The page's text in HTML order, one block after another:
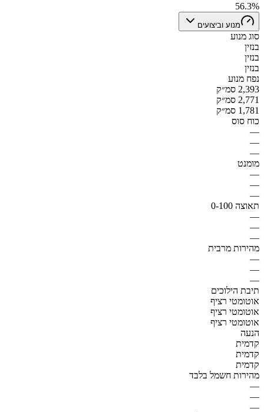
56.3%
מנוע וביצועים
סוג מנוע
בנזין
בנזין
בנזין
נפח מנוע
2,393 סמ״ק
2,771 סמ״ק
1,781 סמ״ק
כוח סוס
—
—
—
מומנט
—
—
—
תאוצה 0-100
—
—
—
מהירות מרבית
—
—
—
תיבת הילוכים
אוטומטי רציף
אוטומטי רציף
אוטומטי רציף
הנעה
קדמית
קדמית
קדמית
מהירות חשמל בלבד
—
—
—